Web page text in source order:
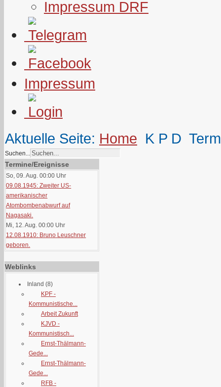
Impressum DRF
Impressum
Aktuelle Seite: Home K P D
Suchen...
Termine/Ereignisse
So, 09. Aug. 00:00 Uhr
09.08.1945: Zweiter US-
amerikanischer
Atombombenabwurf auf
Nagasaki.
Mi, 12. Aug. 00:00 Uhr
12.08.1910: Bruno Leuschner
geboren.
Weblinks
Inland (8)
KPF -
Kommunistische...
Arbeit Zukunft
KJVD -
Kommunistisch...
Ernst-Thälmann-
Gede...
Ernst-Thälmann-
Gede...
RFB -